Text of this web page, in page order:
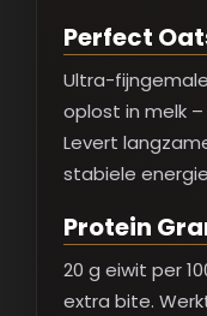
Perfect
Ultra-
oplost in melk
Levert
stabiele
Protein
20 g eiwit per
extra bite.